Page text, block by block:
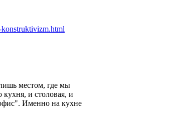
местом, где мы
и столовая, и
Именно на кухне